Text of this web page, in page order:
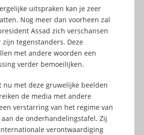
uitspraken kan je zeer
Nog meer dan voorheen zal
Assad zich verschansen
tegenstanders. Deze
met andere woorden een
verder bemoeilijken.
nu met deze gruwelijke beelden
de media met andere
verstarring van het regime van
de onderhandelingstafel. Zij
verontwaardiging